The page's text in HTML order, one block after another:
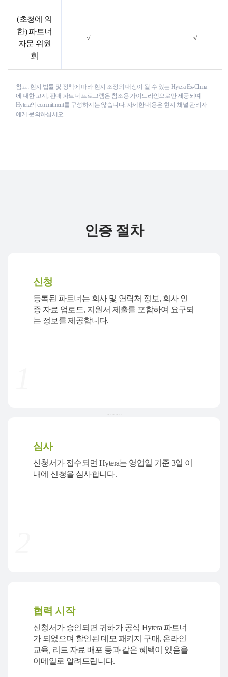
(초청에 의
한) 파트너
자문 위원
회
√ √
참고: 현지 법률 및 정책에 따라 현지 조정의 대상이 될 수 있는 Hytera Ex-China
에 대한 고지, 판매 파트너 프로그램은 참조용 가이드라인으로만 제공되며
Hytera의 commitment를 구성하지는 않습니다. 자세한 내용은 현지 채널 관리자
에게 문의하십시오.
인증 절차
신청
등록된 파트너는 회사 및 연락처 정보, 회사 인
증 자료 업로드, 지원서 제출를 포함하여 요구되
는 정보를 제공합니다.
.........
심사
신청서가 접수되면 Hytera는 영업일 기준 3일 이
내에 신청을 심사합니다.
.........
협력 시작
신청서가 승인되면 귀하가 공식 Hytera 파트너
가 되었으며 할인된 데모 패키지 구매, 온라인
교육, 리드 자료 배포 등과 같은 혜택이 있음을
이메일로 알려드립니다.